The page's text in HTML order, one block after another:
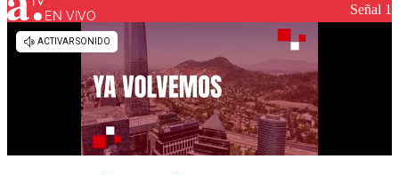
Los comentarios son moderados para garantizar un
diálogo respetuoso.
EN VIVO Señal 1